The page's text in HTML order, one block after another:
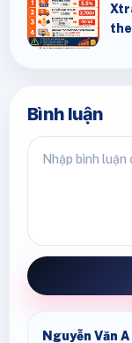
Bình luận
Nguyễn Văn A